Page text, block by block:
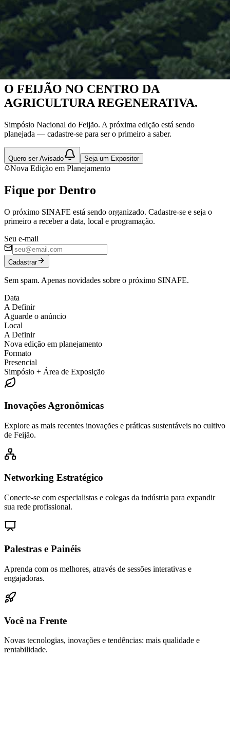
Nova Edição em Planejamento
O FEIJÃO NO CENTRO DA
AGRICULTURA REGENERATIVA.
Simpósio Nacional do Feijão. A próxima edição está sendo
planejada — cadastre-se para ser o primeiro a saber.
Quero ser Avisado Seja um Expositor
Nova Edição em Planejamento
Fique por Dentro
O próximo SINAFE está sendo organizado. Cadastre-se e seja o
primeiro a receber a data, local e programação.
Seu e-mail
Cadastrar
Sem spam. Apenas novidades sobre o próximo SINAFE.
Data
A Definir
Aguarde o anúncio
Local
A Definir
Nova edição em planejamento
Formato
Presencial
Simpósio + Área de Exposição
Inovações Agronômicas
Explore as mais recentes inovações e práticas sustentáveis no cultivo
de Feijão.
Networking Estratégico
Conecte-se com especialistas e colegas da indústria para expandir
sua rede profissional.
Palestras e Painéis
Aprenda com os melhores, através de sessões interativas e
engajadoras.
Você na Frente
Novas tecnologias, inovações e tendências: mais qualidade e
rentabilidade.